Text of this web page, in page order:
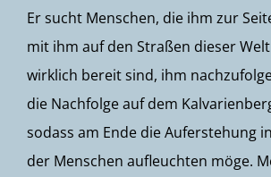
Er sucht Menschen, die ihm zur
mit ihm auf den Straßen dieser
wirklich bereit sind, ihm
die Nachfolge auf dem
sodass am Ende die Auferstehung
der Menschen aufleuchten möge.